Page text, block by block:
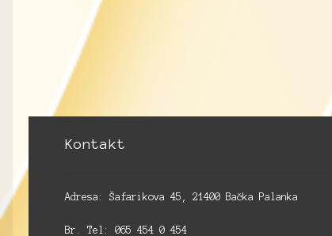
Kontakt
Adresa: Šafarikova 45, 21400 Bačka Palanka
Br. Tel: 065 454 0 454